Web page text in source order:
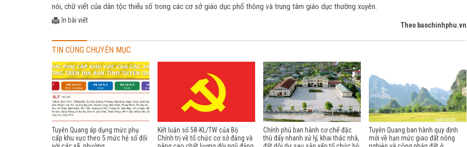
nói, chữ viết của dân tộc thiểu số trong các cơ sở giáo dục phổ thông và trung tâm giáo dục thường xuyên.
Theo baochinhphu.vn
In bài viết
TIN CÙNG CHUYÊN MỤC
Tuyên Quang áp dụng mức phụ
cấp khu vực theo 5 mức hệ số đối
Kết luận số 58-KL/TW của Bộ
Chính trị về tổ chức cơ sở đảng và
Chính phủ ban hành cơ chế đặc
thù đẩy nhanh xử lý, khai thác nhà,
Tuyên Quang ban hành quy định
mới về hạn mức giao đất nông